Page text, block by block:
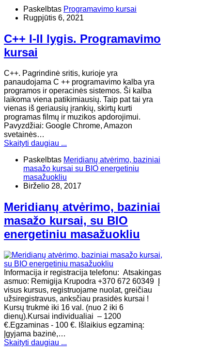
Paskelbtas Programavimo kursai
Rugpjūtis 6, 2021
C++ I-II lygis. Programavimo
kursai
C++. Pagrindinė sritis, kurioje yra
panaudojama C ++ programavimo kalba yra
programos ir operacinės sistemos. Ši kalba
laikoma viena patikimiausių. Taip pat tai yra
vienas iš geriausių įrankių, skirtų kurti
programas filmų ir muzikos apdorojimui.
Pavyzdžiai: Google Chrome, Amazon
svetainės…
Skaityti daugiau ...
Paskelbtas Meridianų atvėrimo, baziniai
masažo kursai su BIO energetiniu
masažuokliu
Birželio 28, 2017
Meridianų atvėrimo, baziniai
masažo kursai, su BIO
energetiniu masažuokliu
Informacija ir registracija telefonu: Atsakingas
asmuo: Remigija Krupodra +370 672 60349 Į
visus kursus, registruojame nuolat, greičiau
užsiregistravus, anksčiau prasidės kursai !
Kursų trukmė iki 16 val. (nuo 2 iki 6
dienų).Kursai individualiai – 1200
€.Egzaminas - 100 €. Išlaikius egzaminą:
Įgyjama bazinė,…
Skaityti daugiau ...